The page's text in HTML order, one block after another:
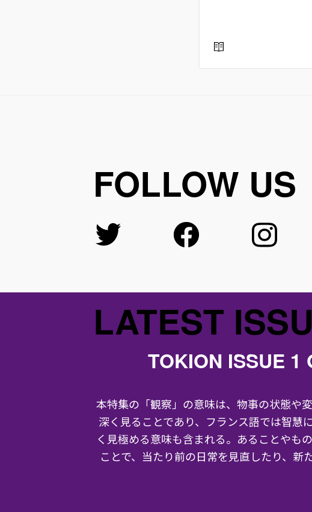
R
E
FOLLOW US
LATEST
TOKION ISSUE 1
本特集の「観察」の意味は、物事の状態や
深く見ることであり、フランス語では智慧
く見極める意味も含まれる。あることやも
ことで、当たり前の日常を見直したり、